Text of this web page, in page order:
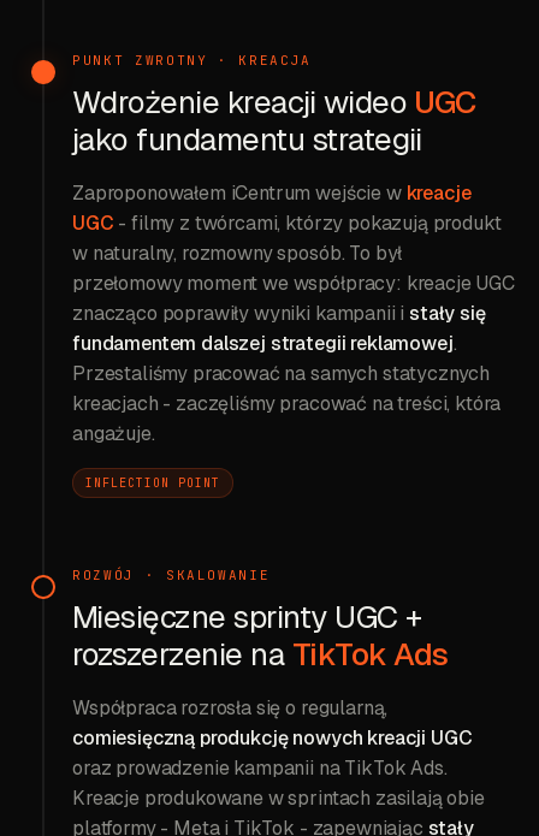
PUNKT ZWROTNY · KREACJA
Wdrożenie kreacji wideo UGC
jako fundamentu strategii
Zaproponowałem iCentrum wejście w kreacje
UGC - filmy z twórcami, którzy pokazują produkt
w naturalny, rozmowny sposób. To był
przełomowy moment we współpracy: kreacje UGC
znacząco poprawiły wyniki kampanii i stały się
fundamentem dalszej strategii reklamowej.
Przestaliśmy pracować na samych statycznych
kreacjach - zaczęliśmy pracować na treści, która
angażuje.
INFLECTION POINT
ROZWÓJ · SKALOWANIE
Miesięczne sprinty UGC +
rozszerzenie na TikTok Ads
Współpraca rozrosła się o regularną,
comiesięczną produkcję nowych kreacji UGC
oraz prowadzenie kampanii na TikTok Ads.
Kreacje produkowane w sprintach zasilają obie
platformy - Meta i TikTok - zapewniając stały